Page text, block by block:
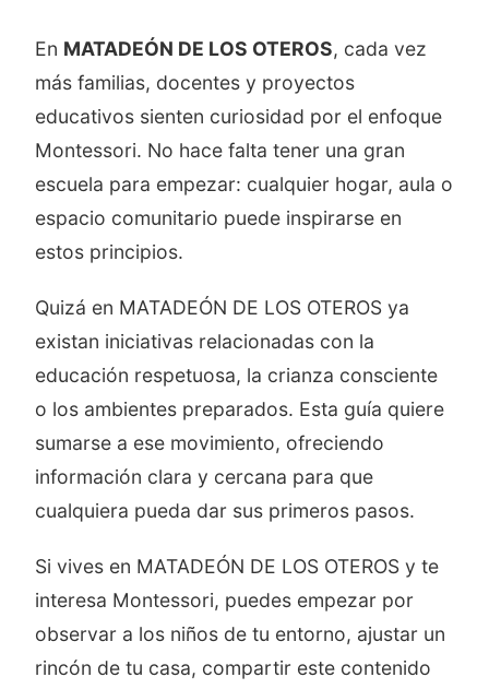
En MATADEÓN DE LOS OTEROS, cada vez
más familias, docentes y proyectos
educativos sienten curiosidad por el enfoque
Montessori. No hace falta tener una gran
escuela para empezar: cualquier hogar, aula o
espacio comunitario puede inspirarse en
estos principios.
Quizá en MATADEÓN DE LOS OTEROS ya
existan iniciativas relacionadas con la
educación respetuosa, la crianza consciente
o los ambientes preparados. Esta guía quiere
sumarse a ese movimiento, ofreciendo
información clara y cercana para que
cualquiera pueda dar sus primeros pasos.
Si vives en MATADEÓN DE LOS OTEROS y te
interesa Montessori, puedes empezar por
observar a los niños de tu entorno, ajustar un
rincón de tu casa, compartir este contenido